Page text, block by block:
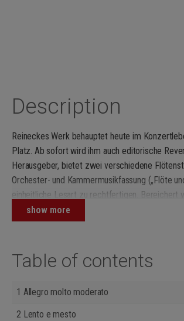
Description
Reineckes Werk behauptet heute im
Platz. Ab sofort wird ihm auch editorische
Herausgeber, bietet zwei verschiedene
Orchester- und Kammermusikfassung („Flöte
einheitliche Lesart zu rechtfertigen.
sowie durch einen kleinen Erstdruck: die
deren Bescheidenheit.“ (Albrecht Gürsching, Tibia)
show more
Table of contents
1 Allegro molto moderato
2 Lento e mesto